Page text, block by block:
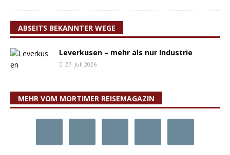
ABSEITS BEKANNTER WEGE
Leverkusen – mehr als nur Industrie
27. Juli 2026
MEHR VOM MORTIMER REISEMAGAZIN